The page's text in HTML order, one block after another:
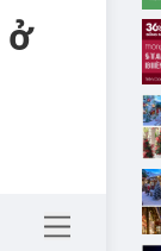
ở